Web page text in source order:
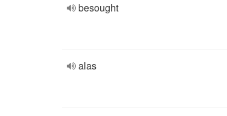
besought
alas